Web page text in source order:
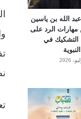
الله بن ياسين
مهارات الرد على
التشكيك في